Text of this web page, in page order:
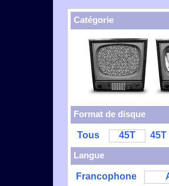
Catégorie
Format de disque
Tous 45T 45T
Langue
Francophone